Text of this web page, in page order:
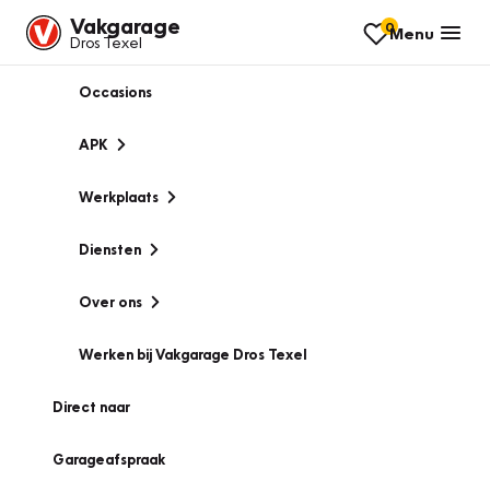
Vakgarage
Dros Texel
0Menu
Occasions
APK
Werkplaats
Diensten
Over ons
Werken bij Vakgarage Dros Texel
Direct naar
Garageafspraak